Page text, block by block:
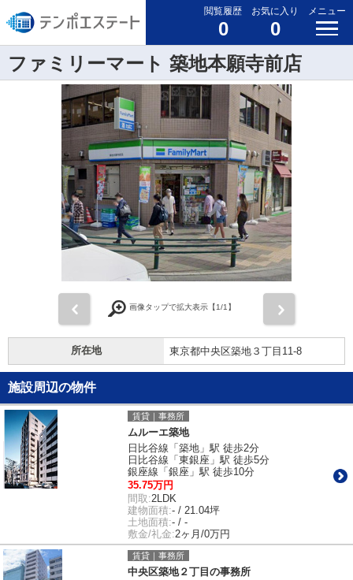
閲覧履歴
0
お気に入り
0
メニュー
ファミリーマート 築地本願寺前店
画像タップで拡大表示【1/1】
所在地 東京都中央区築地３丁目11-8
施設周辺の物件
賃貸｜事務所
ムルーエ築地
日比谷線「築地」駅 徒歩2分
日比谷線「東銀座」駅 徒歩5分
銀座線「銀座」駅 徒歩10分
35.75万円
間取:2LDK
建物面積:- / 21.04坪
土地面積:- / -
敷金/礼金:2ヶ月/0万円
賃貸｜事務所
中央区築地２丁目の事務所